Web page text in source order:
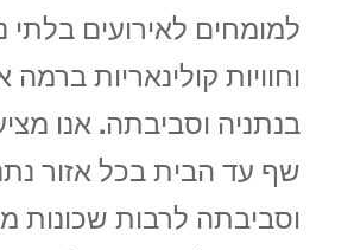
למומחים לאירועים בלתי
וחוויות קולינאריות
בנתניה וסביבתה. אנו
שף עד הבית בכל אזור
וסביבתה לרבות שכונות